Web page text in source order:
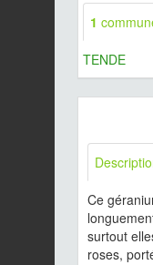
1
TENDE
Ce
surtout
roses,